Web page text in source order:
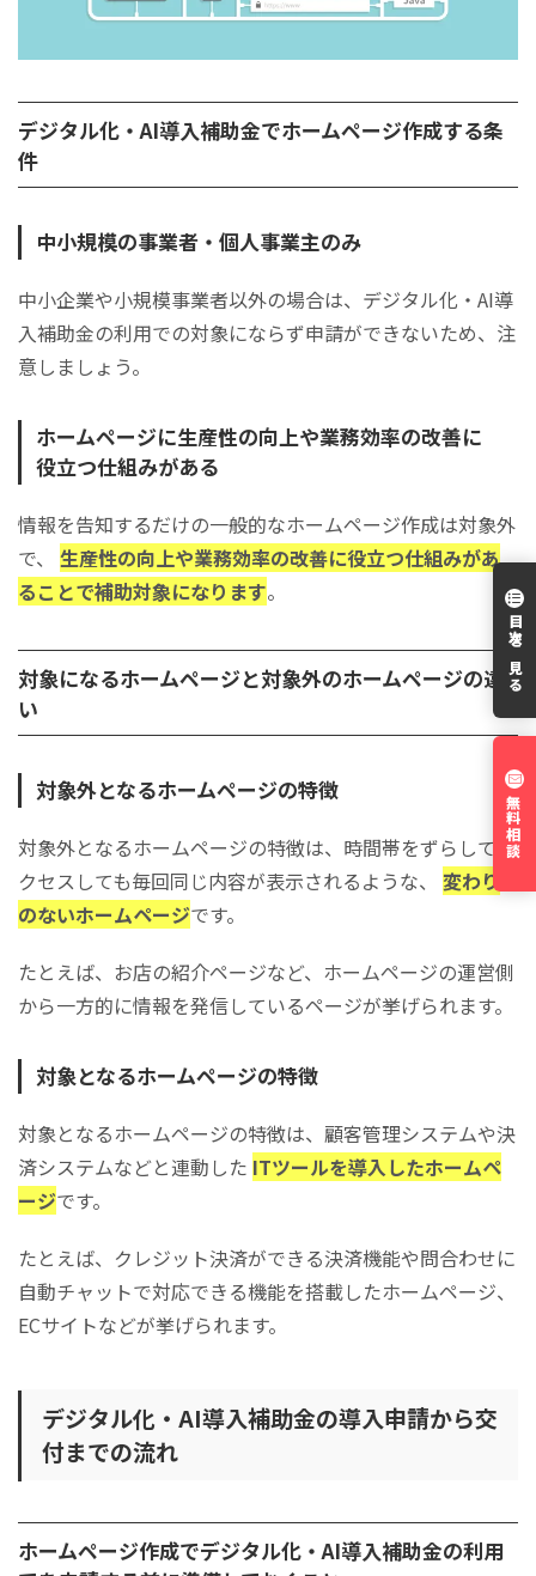
目次を見る
デジタル化・AI導入補助金でホームページ作成する条
件
中小規模の事業者・個人事業主のみ
中小企業や小規模事業者以外の場合は、デジタル化・AI導
入補助金の利用での対象にならず申請ができないため、注
意しましょう。
ホームページに生産性の向上や業務効率の改善に
役立つ仕組みがある
情報を告知するだけの一般的なホームページ作成は対象外
で、 生産性の向上や業務効率の改善に役立つ仕組みがあ
ることで補助対象になります。
対象になるホームページと対象外のホームページの違
い
対象外となるホームページの特徴
対象外となるホームページの特徴は、時間帯をずらしてア
クセスしても毎回同じ内容が表示されるような、 変わり
のないホームページです。
たとえば、お店の紹介ページなど、ホームページの運営側
から一方的に情報を発信しているページが挙げられます。
対象となるホームページの特徴
対象となるホームページの特徴は、顧客管理システムや決
済システムなどと連動した ITツールを導入したホームペ
ージです。
たとえば、クレジット決済ができる決済機能や問合わせに
自動チャットで対応できる機能を搭載したホームページ、
ECサイトなどが挙げられます。
デジタル化・AI導入補助金の導入申請から交
付までの流れ
ホームページ作成でデジタル化・AI導入補助金の利用
無料相談